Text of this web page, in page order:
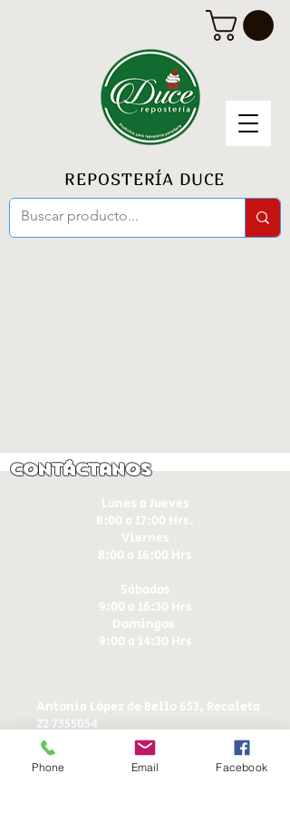
REPOSTERÍA DUCE
Contáctanos
Lunes a Jueves
8:00 a 17:00 Hrs.
Viernes
8:00 a 16:00 Hrs​
Sábados
9:00 a 16:30 Hrs
Domingos
9:00 a 14:30 Hrs
Antonia López de Bello 653, Recoleta
22 7355054
22 7375725
+56 9 75224598
ducereposteria@gmail.com
Phone Email Facebook